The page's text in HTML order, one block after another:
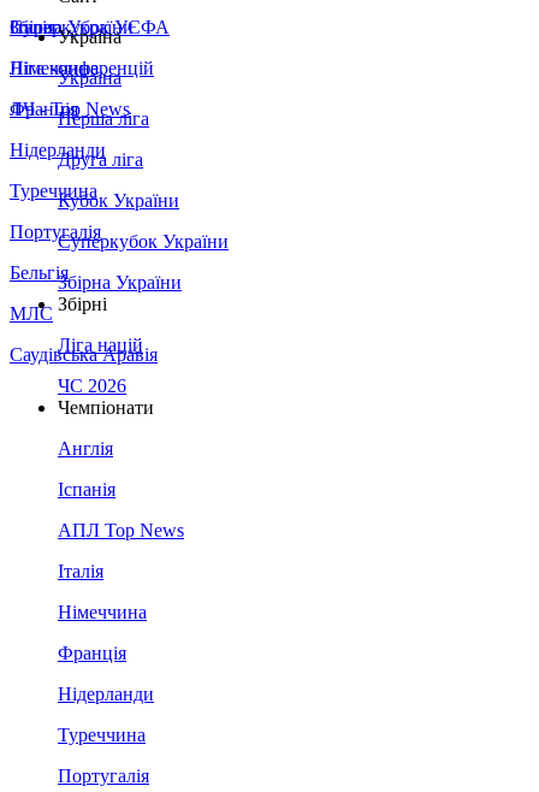
Збірна України
Італія
Німеччина
Франція
Нідерланди
Туреччина
Португалія
Бельгія
МЛС
Саудівська Аравія
Суперкубок УЄФА
Ліга конференцій
ЛЧ - Top News
Україна
Україна
Перша ліга
Друга ліга
Кубок України
Суперкубок України
Збірна України
Збірні
Ліга націй
ЧС 2026
Чемпіонати
Англія
Іспанія
АПЛ Top News
Італія
Німеччина
Франція
Нідерланди
Туреччина
Португалія